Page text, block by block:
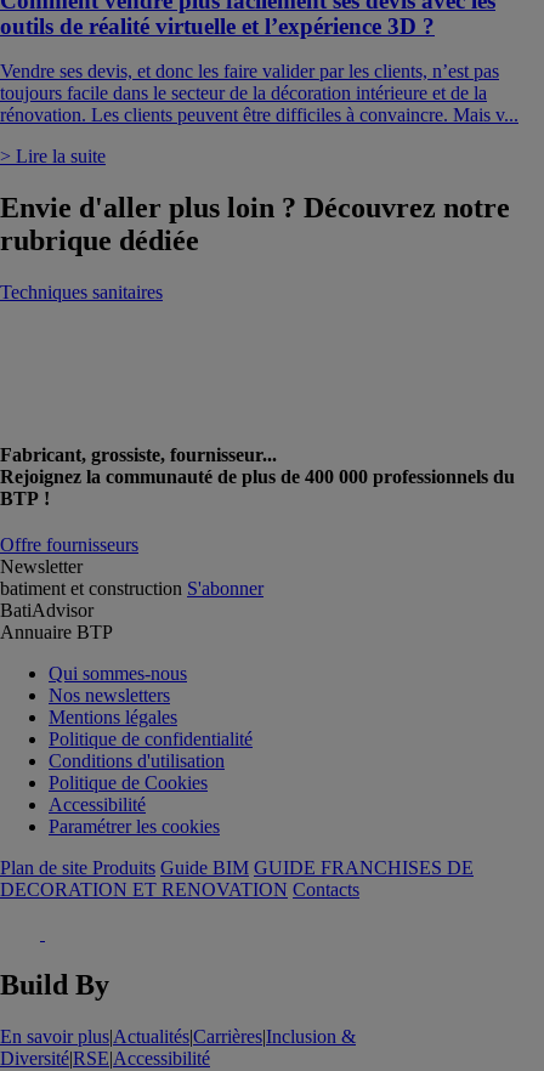
outils de réalité virtuelle et l’expérience 3D ?
Vendre ses devis, et donc les faire valider par les clients, n’est pas
toujours facile dans le secteur de la décoration intérieure et de la
rénovation. Les clients peuvent être difficiles à convaincre. Mais v...
> Lire la suite
Envie d'aller plus loin ? Découvrez notre
rubrique dédiée
Techniques sanitaires
Fabricant, grossiste, fournisseur...
Rejoignez la communauté de plus de 400 000 professionnels du
BTP !
Offre fournisseurs
Newsletter
batiment et construction S'abonner
BatiAdvisor
Annuaire BTP
Qui sommes-nous
Nos newsletters
Mentions légales
Politique de confidentialité
Conditions d'utilisation
Politique de Cookies
Accessibilité
Paramétrer les cookies
Plan de site Produits Guide BIM GUIDE FRANCHISES DE
DECORATION ET RENOVATION Contacts
Build By
En savoir plus|Actualités|Carrières|Inclusion &
Diversité|RSE|Accessibilité